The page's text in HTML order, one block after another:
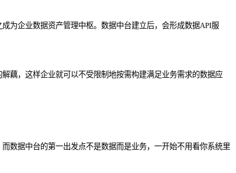
为企业数据资产管理中枢。数据中台建立后，会形成数据API服
藕，这样企业就可以不受限制地按需构建满足业务需求的数据应
数据中台的第一出发点不是数据而是业务，一开始不用看你系统里